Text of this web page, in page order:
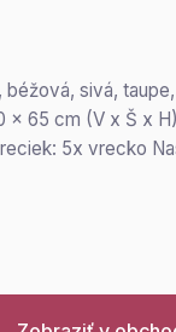
béžová, sivá,
x 65 cm (V x Š x
5x vrecko